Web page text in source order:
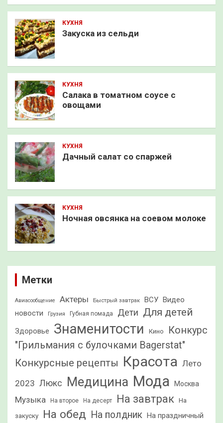
КУХНЯ
Закуска из сельди
КУХНЯ
Салака в томатном соусе с
овощами
КУХНЯ
Дачный салат со спаржей
КУХНЯ
Ночная овсянка на соевом молоке
Метки
Авиасообщение Актеры Быстрый завтрак ВСУ Видео
новости
Грузия Губная помада Дети Для детей
Здоровье Знаменитости Кино
Конкурс
"Грильмания с булочками Bagerstat"
Конкурсные рецепты Красота Лето
2023 Люкс Медицина Мода Москва
Музыка На второе На десерт На завтрак На
закуску На обед На полдник На праздничный